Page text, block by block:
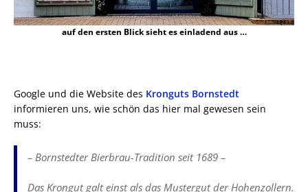
auf den ersten Blick sieht es einladend aus …
Google und die Website des Kronguts Bornstedt
informieren uns, wie schön das hier mal gewesen sein
muss:
– Bornstedter Bierbrau-Tradition seit 1689 –
Das Krongut galt einst als das Mustergut der Hohenzollern.